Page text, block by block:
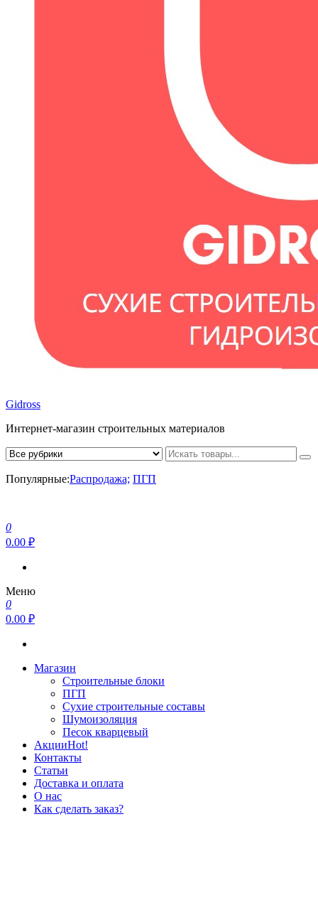
Gidross
Интернет-магазин строительных материалов
Популярные:Распродажа; ПГП
0
0.00 ₽
Меню
0
0.00 ₽
Магазин
Строительные блоки
ПГП
Сухие строительные составы
Шумоизоляция
Песок кварцевый
АкцииHot!
Контакты
Статьи
Доставка и оплата
О нас
Как сделать заказ?